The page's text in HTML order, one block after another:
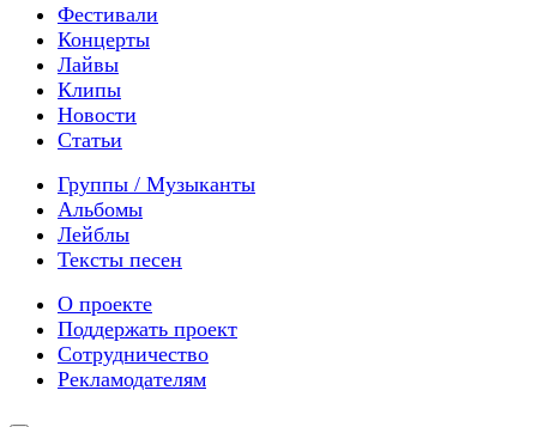
Фестивали
Концерты
Лайвы
Клипы
Новости
Статьи
Группы / Музыканты
Альбомы
Лейблы
Тексты песен
О проекте
Поддержать проект
Сотрудничество
Рекламодателям